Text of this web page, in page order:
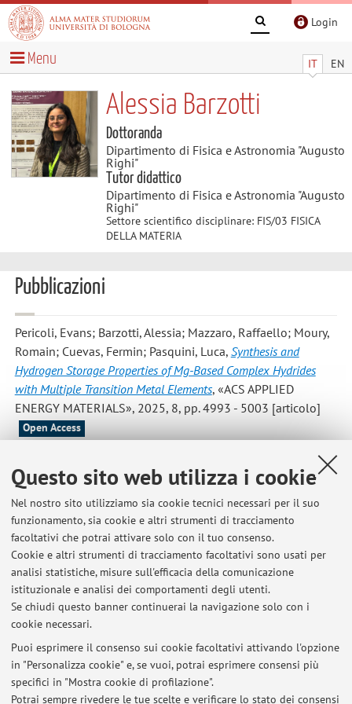
Questo sito web utilizza i cookie
Nel nostro sito utilizziamo sia cookie tecnici necessari per il suo
funzionamento, sia cookie e altri strumenti di tracciamento
facoltativi che potrai attivare solo con il tuo consenso.
Cookie e altri strumenti di tracciamento facoltativi sono usati per
analisi statistiche, misure sull'efficacia della comunicazione
istituzionale e analisi dei comportamenti degli utenti.
Se chiudi questo banner continuerai la navigazione solo con i
cookie necessari.
Puoi esprimere il consenso sui cookie facoltativi attivando l'opzione
in "Personalizza cookie" e, se vuoi, potrai esprimere consensi più
specifici in "Mostra cookie di profilazione".
Potrai sempre rivedere le tue scelte e verificare lo stato dei consensi
Login
IT EN
Menu
Alessia Barzotti
Dottoranda
Dipartimento di Fisica e Astronomia "Augusto
Righi"
Tutor didattico
Dipartimento di Fisica e Astronomia "Augusto
Righi"
Settore scientifico disciplinare: FIS/03 FISICA
DELLA MATERIA
Pubblicazioni
Pericoli, Evans; Barzotti, Alessia; Mazzaro, Raffaello; Moury,
Romain; Cuevas, Fermin; Pasquini, Luca, Synthesis and
Hydrogen Storage Properties of Mg-Based Complex Hydrides
with Multiple Transition Metal Elements, «ACS APPLIED
ENERGY MATERIALS», 2025, 8, pp. 4993 - 5003 [articolo]
Open Access
Alessia Barzotti; Angelica Giovagnoli,CELLULOSE
HYDROPHOBIZATION FOR SUSTAINABLE PACKAGING
of abstract Giornata della Chimica dell'Emilia Romagna
2023, 2023, pp. 1 - 2 (atti di: XXII Giornata della Chimica
dell’Emilia Romagna - Chimica e salute, Parma, 18/12/2023)
[Contributo in Atti di convegno]
Ultimi avvisi